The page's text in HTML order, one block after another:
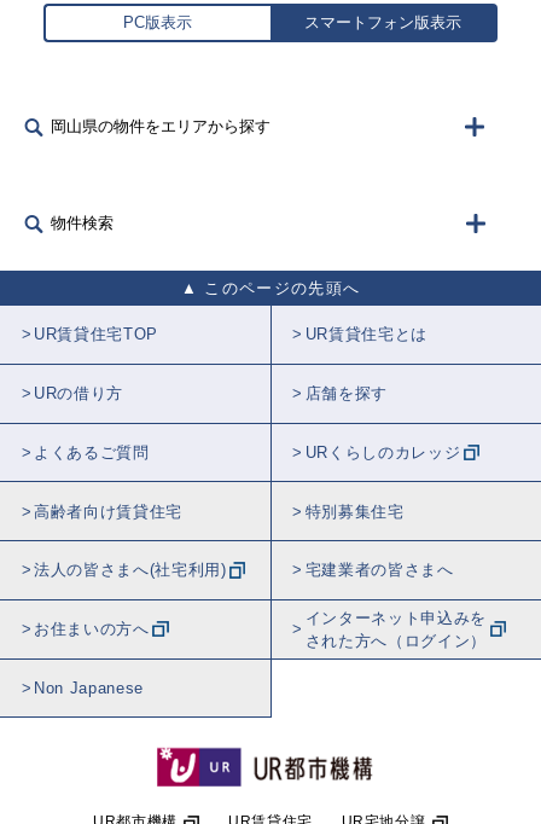
PC版表示 スマートフォン版表示
岡山県の物件をエリアから探す
物件検索
このページの先頭へ
UR賃貸住宅TOP UR賃貸住宅とは
URの借り方 店舗を探す
よくあるご質問 URくらしのカレッジ
高齢者向け賃貸住宅 特別募集住宅
法人の皆さまへ(社宅利用) 宅建業者の皆さまへ
お住まいの方へ
インターネット申込みを
された方へ（ログイン）
Non Japanese